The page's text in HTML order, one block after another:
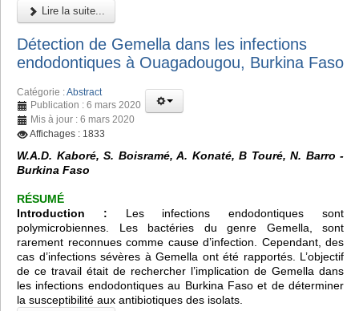
Lire la suite...
Détection de Gemella dans les infections
endodontiques à Ouagadougou, Burkina Faso
Catégorie :Abstract
Publication : 6 mars 2020
Mis à jour : 6 mars 2020
Affichages : 1833
W.A.D. Kaboré, S. Boisramé, A. Konaté, B Touré, N. Barro -
Burkina Faso
RÉSUMÉ
Introduction : Les infections endodontiques sont
polymicrobiennes. Les bactéries du genre Gemella, sont
rarement reconnues comme cause d’infection. Cependant, des
cas d’infections sévères à Gemella ont été rapportés. L’objectif
de ce travail était de rechercher l’implication de Gemella dans
les infections endodontiques au Burkina Faso et de déterminer
la susceptibilité aux antibiotiques des isolats.